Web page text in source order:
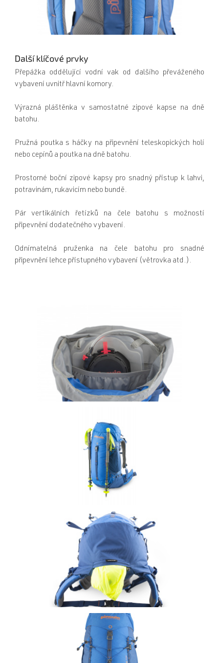
Další klíčové prvky
Přepážka oddělující vodní vak od dalšího převáženého
vybavení uvnitř hlavní komory.
Výrazná pláštěnka v samostatné zipové kapse na dně
batohu.
Pružná poutka s háčky na připevnění teleskopických holí
nebo cepínů a poutka na dně batohu.
Prostorné boční zipové kapsy pro snadný přístup k lahvi,
potravinám, rukavicím nebo bundě.
Pár vertikálních řetízků na čele batohu s možností
připevnění dodatečného vybavení.
Odnímatelná pruženka na čele batohu pro snadné
připevnění lehce přístupného vybavení (větrovka atd.).